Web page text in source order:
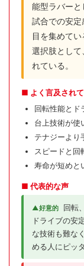
能型ラバー
試合での安
目を集めて
選択肢として
れている。
■ よく言及され
回転性能とド
台上技術が使
テナジーより
スピードと回
寿命が短めと
■ 代表的な声
▲好意的
回転
ドライブの安
な技術も難な
める人にピッ